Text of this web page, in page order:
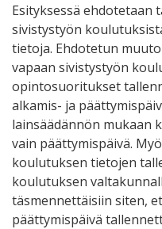
Esityksessä ehdotetaan
sivistystyön
tietoja. Ehdotetun
vapaan sivistystyön
opintosuoritukset
alkamis- ja
lainsäädännön mukaan
vain päättymispäivä.
koulutuksen tietojen
koulutuksen
täsmennettäisiin siten,
päättymispäivä